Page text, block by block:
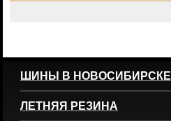
ШИНЫ В НОВОСИБИРСКЕ
ЛЕТНЯЯ РЕЗИНА